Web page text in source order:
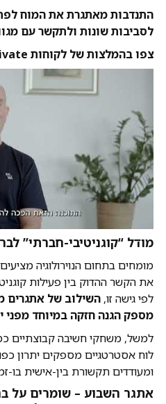
התנדבות מאתגרת את המוח
לסביבות שונות ולתקשר עם
צפו בהמלצות של לקוחות Effectivate
מודל “קוגניטיבי-חברתי”
מומחים בתחום הנוירולוגיה
את הקשר ההדוק בין פעילות
לפי גישה זו, השילוב של אתגרים
מספק הגנה חזקה במיוחד מפני
למשל, משחקי חשיבה קבוצתיים
לוח אסטרטגיים מספקים יתרון
ומעודדים תקשורת בין-אישית בו-
אתגר השבוע – שומרים על